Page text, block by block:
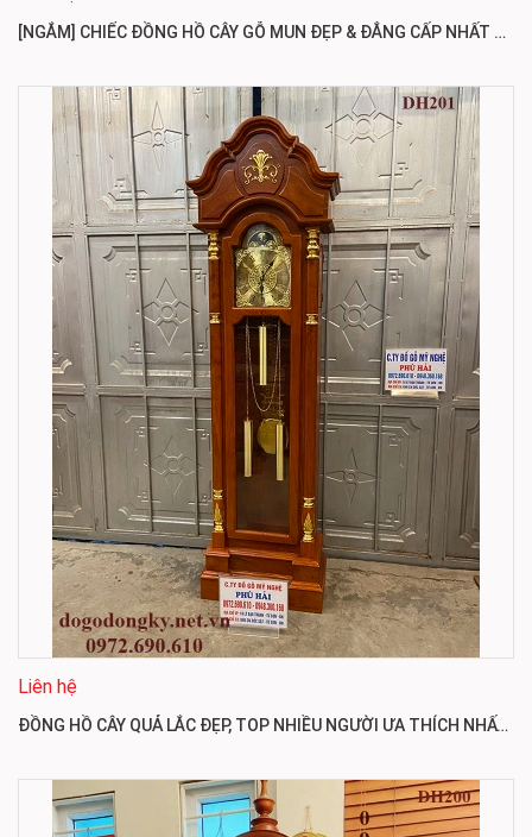
[NGẮM] CHIẾC ĐỒNG HỒ CÂY GỖ MUN ĐẸP & ĐẲNG CẤP NHẤT DH202
Liên hệ
ĐỒNG HỒ CÂY QUẢ LẮC ĐẸP, TOP NHIỀU NGƯỜI ƯA THÍCH NHẤT DH201